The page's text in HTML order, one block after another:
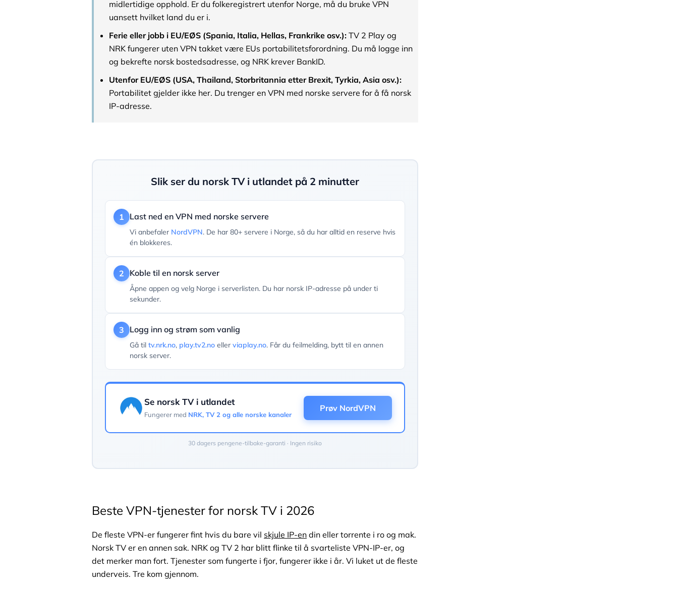
midlertidige opphold. Er du folkeregistrert utenfor Norge, må du bruke VPN
uansett hvilket land du er i.
Ferie eller jobb i EU/EØS (Spania, Italia, Hellas, Frankrike osv.): TV 2 Play og
NRK fungerer uten VPN takket være EUs portabilitetsforordning. Du må logge inn
og bekrefte norsk bostedsadresse, og NRK krever BankID.
Utenfor EU/EØS (USA, Thailand, Storbritannia etter Brexit, Tyrkia, Asia osv.):
Portabilitet gjelder ikke her. Du trenger en VPN med norske servere for å få norsk
IP-adresse.
Slik ser du norsk TV i utlandet på 2 minutter
1 Last ned en VPN med norske servere
Vi anbefaler NordVPN. De har 80+ servere i Norge, så du har alltid en reserve hvis
én blokkeres.
2 Koble til en norsk server
Åpne appen og velg Norge i serverlisten. Du har norsk IP-adresse på under ti
sekunder.
3 Logg inn og strøm som vanlig
Gå til tv.nrk.no, play.tv2.no eller viaplay.no. Får du feilmelding, bytt til en annen
norsk server.
Se norsk TV i utlandet
Fungerer med NRK, TV 2 og alle norske kanaler
Prøv NordVPN
30 dagers pengene-tilbake-garanti · Ingen risiko
Beste VPN-tjenester for norsk TV i 2026
De fleste VPN-er fungerer fint hvis du bare vil skjule IP-en din eller torrente i ro og mak.
Norsk TV er en annen sak. NRK og TV 2 har blitt flinke til å svarteliste VPN-IP-er, og
det merker man fort. Tjenester som fungerte i fjor, fungerer ikke i år. Vi luket ut de fleste
underveis. Tre kom gjennom.